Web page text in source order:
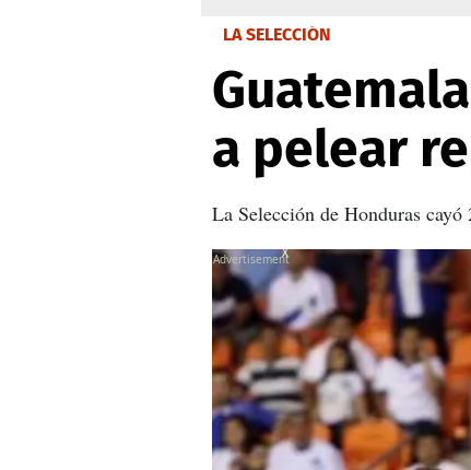
LA SELECCIÓN
a pelear
La Selección de Honduras cayó
X